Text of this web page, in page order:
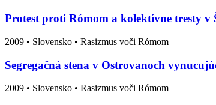
Protest proti Rómom a kolektívne tresty v
2009 • Slovensko • Rasizmus voči Rómom
Segregačná stena v Ostrovanoch
2009 • Slovensko • Rasizmus voči Rómom